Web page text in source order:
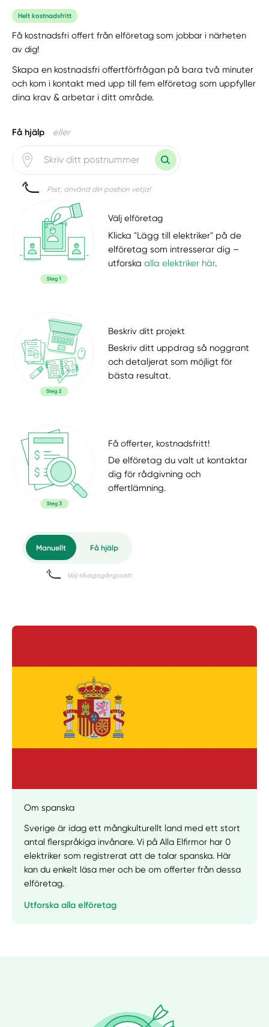
Helt kostnadsfritt
Få kostnadsfri offert från elföretag som jobbar i närheten
av dig!
Skapa en kostnadsfri offertförfrågan på bara två minuter
och kom i kontakt med upp till fem elföretag som uppfyller
dina krav & arbetar i ditt område.
Få hjälp eller
Psst, använd din position vetja!
Välj elföretag
Klicka "Lägg till elektriker" på de
elföretag som intresserar dig –
utforskaalla elektriker här.
Beskriv ditt projekt
Beskriv ditt uppdrag så noggrant
och detaljerat som möjligt för
bästa resultat.
Få offerter, kostnadsfritt!
De elföretag du valt ut kontaktar
dig för rådgivning och
offertlämning.
Välj tillvägagångssätt
Om spanska
Sverige är idag ett mångkulturellt land med ett stort
antal flerspråkiga invånare. Vi på Alla Elfirmor har 0
elektriker som registrerat att de talar spanska. Här
kan du enkelt läsa mer och be om offerter från dessa
elföretag.
Utforska alla elföretag